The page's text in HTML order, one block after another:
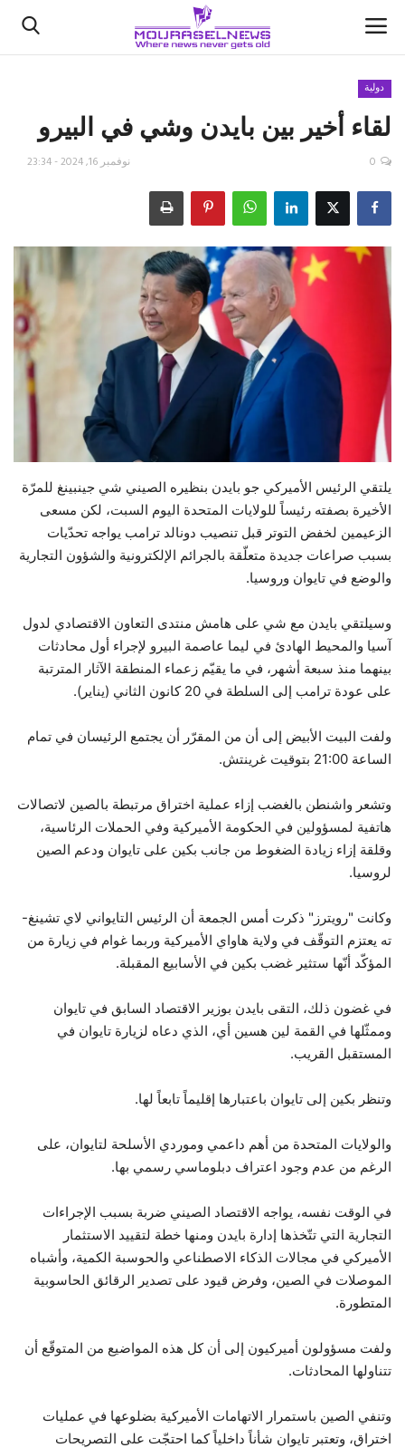
الأخبار
كتّابنا
السعودية
اقتصاد
علوم وتكنولوجيا
فيديو
حياة
دولية
لقاء أخير بين بايدن وشي في البيرو
نوفمبر 16, 2024 - 23:34 0
يلتقي الرئيس الأميركي جو بايدن بنظيره الصيني شي جينبينغ للمرّة
الأخيرة بصفته رئيساً للولايات المتحدة اليوم السبت، لكن مسعى
الزعيمين لخفض التوتر قبل تنصيب دونالد ترامب يواجه تحدّيات
بسبب صراعات جديدة متعلّقة بالجرائم الإلكترونية والشؤون التجارية
والوضع في تايوان وروسيا.
وسيلتقي بايدن مع شي على هامش منتدى التعاون الاقتصادي لدول
آسيا والمحيط الهادئ في ليما عاصمة البيرو لإجراء أول محادثات
بينهما منذ سبعة أشهر، في ما يقيّم زعماء المنطقة الآثار المترتبة
على عودة ترامب إلى السلطة في 20 كانون الثاني (يناير).
ولفت البيت الأبيض إلى أن من المقرّر أن يجتمع الرئيسان في تمام
الساعة 21:00 بتوقيت غرينتش.
وتشعر واشنطن بالغضب إزاء عملية اختراق مرتبطة بالصين لاتصالات
هاتفية لمسؤولين في الحكومة الأميركية وفي الحملات الرئاسية،
وقلقة إزاء زيادة الضغوط من جانب بكين على تايوان ودعم الصين
لروسيا.
وكانت "رويترز" ذكرت أمس الجمعة أن الرئيس التايواني لاي تشينغ-
ته يعتزم التوقّف في ولاية هاواي الأميركية وربما غوام في زيارة من
المؤكّد أنّها ستثير غضب بكين في الأسابيع المقبلة.
في غضون ذلك، التقى بايدن بوزير الاقتصاد السابق في تايوان
وممثّلها في القمة لين هسين أي، الذي دعاه لزيارة تايوان في
المستقبل القريب.
وتنظر بكين إلى تايوان باعتبارها إقليماً تابعاً لها.
والولايات المتحدة من أهم داعمي وموردي الأسلحة لتايوان، على
الرغم من عدم وجود اعتراف دبلوماسي رسمي بها.
في الوقت نفسه، يواجه الاقتصاد الصيني ضربة بسبب الإجراءات
التجارية التي تتّخذها إدارة بايدن ومنها خطة لتقييد الاستثمار
الأميركي في مجالات الذكاء الاصطناعي والحوسبة الكمية، وأشباه
الموصلات في الصين، وفرض قيود على تصدير الرقائق الحاسوبية
المتطورة.
ولفت مسؤولون أميركيون إلى أن كل هذه المواضيع من المتوقّع أن
تتناولها المحادثات.
وتنفي الصين باستمرار الاتهامات الأميركية بضلوعها في عمليات
اختراق، وتعتبر تايوان شأناً داخلياً كما احتجّت على التصريحات